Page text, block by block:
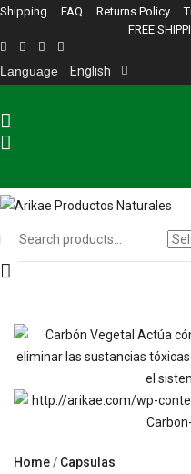
Shipping FAQ Returns Policy
FREE
Language English
Home Capsulas